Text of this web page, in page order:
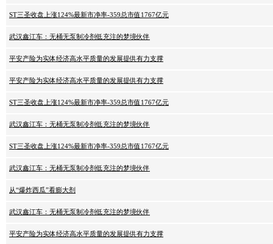
ST三圣收盘上涨124%最新市净率-359总市值1767亿元
武汉鑫江车：无桶无泵制冷剂低充注的梦境伙伴
平安产险为实体经济高水平质量的发展提供有力支撑
平安产险为实体经济高水平质量的发展提供有力支撑
ST三圣收盘上涨124%最新市净率-359总市值1767亿元
武汉鑫江车：无桶无泵制冷剂低充注的梦境伙伴
ST三圣收盘上涨124%最新市净率-359总市值1767亿元
武汉鑫江车：无桶无泵制冷剂低充注的梦境伙伴
从“爆炸西瓜”看膨大剂
武汉鑫江车：无桶无泵制冷剂低充注的梦境伙伴
平安产险为实体经济高水平质量的发展提供有力支撑